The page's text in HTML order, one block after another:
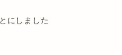
にしました